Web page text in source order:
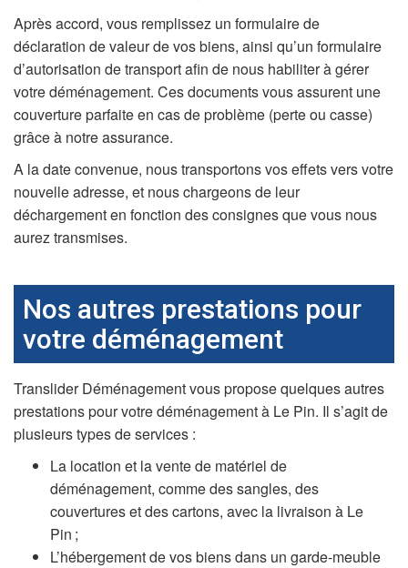
Après accord, vous remplissez un formulaire de
déclaration de valeur de vos biens, ainsi qu’un formulaire
d’autorisation de transport afin de nous habiliter à gérer
votre déménagement. Ces documents vous assurent une
couverture parfaite en cas de problème (perte ou casse)
grâce à notre assurance.
A la date convenue, nous transportons vos effets vers votre
nouvelle adresse, et nous chargeons de leur
déchargement en fonction des consignes que vous nous
aurez transmises.
Nos autres prestations pour
votre déménagement
Translider Déménagement vous propose quelques autres
prestations pour votre déménagement à Le Pin. Il s’agit de
plusieurs types de services :
La location et la vente de matériel de
déménagement, comme des sangles, des
couvertures et des cartons, avec la livraison à Le
Pin ;
L’hébergement de vos biens dans un garde-meuble